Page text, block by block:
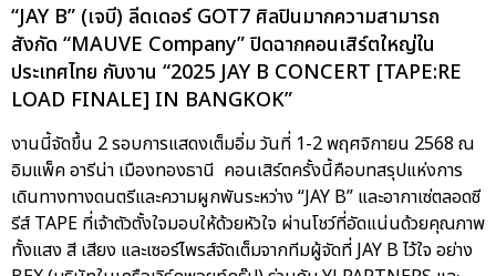
“JAY B” (เจบี) ลีดเดอร์ GOT7 ศิลปินมากความสามารถ
สังกัด “MAUVE Company” ปิดฉากคอนเสิร์ตใหญ่ใน
ประเทศไทย กับงาน “2025 JAY B CONCERT [TAPE:RE
LOAD FINALE] IN BANGKOK”
งานนี้จัดขึ้น 2 รอบการแสดงเต็มอิ่ม วันที่ 1-2 พฤศจิกายน 2568 ณ
อิมแพ็ค อารีน่า เมืองทองธานี คอนเสิร์ตครั้งนี้คือบทสรุปแห่งการ
เดินทางทางดนตรีและความผูกพันระหว่าง “JAY B” และอากาเซ่ตลอดซี
รีส์ TAPE ที่เจ้าตัวตั้งใจมอบให้ด้วยหัวใจ ผ่านโชว์ที่อัดแน่นด้วยคุณภาพ
ทั้งแสง สี เสียง และเซอร์ไพรส์จัดเต็มจากทีมผู้จัดที่ JAY B ไว้ใจ อย่าง